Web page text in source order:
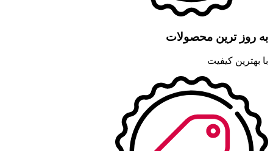
به روز ترین محصولات
با بهترین کیفیت